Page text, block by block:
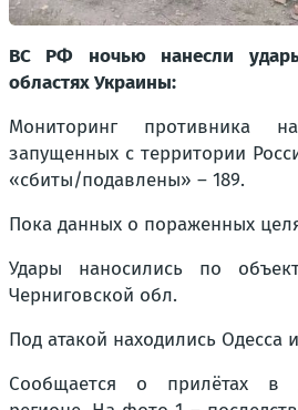
ВС РФ ночью нанесли
областях Украины:
Мониторинг противника
запущенных с территории
«сбиты/подавлены» – 189.
Пока данных о пораженных
Удары наносились по
Черниговской обл.
Под атакой находились Одесса
Сообщается о прилётах в